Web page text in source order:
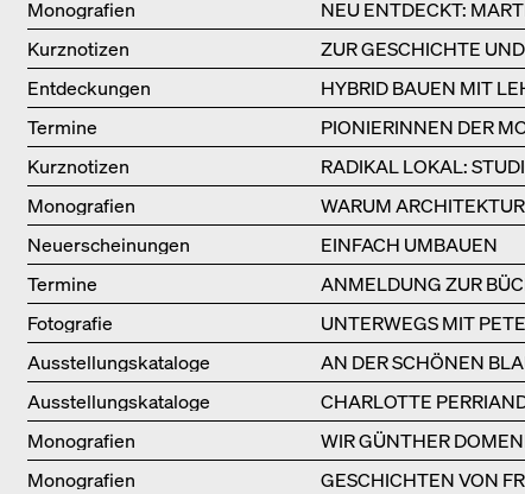
Monografien
NEU ENTDECKT:
Kurznotizen
ZUR GESCHICHTE
Entdeckungen
HYBRID BAUEN MIT
Termine
PIONIERINNEN DER
BÜCHERSOIRÉE!
Kurznotizen
RADIKAL LOKAL:
Monografien
WARUM
Neuerscheinungen
EINFACH UMBAUEN
Termine
ANMELDUNG ZUR
Fotografie
UNTERWEGS MIT
Ausstellungs­kataloge
AN DER SCHÖNEN
Ausstellungs­kataloge
CHARLOTTE
Monografien
WIR GÜNTHER
Monografien
GESCHICHTEN VON